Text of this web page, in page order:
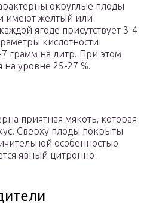
округлые плоды
имеют желтый или
ягоде присутствует 3-4
кислотности
грамм на литр. При этом
на уровне 25-27 %.
приятная мякоть, которая
Сверху плоды покрыты
особенностью
явный цитронно-